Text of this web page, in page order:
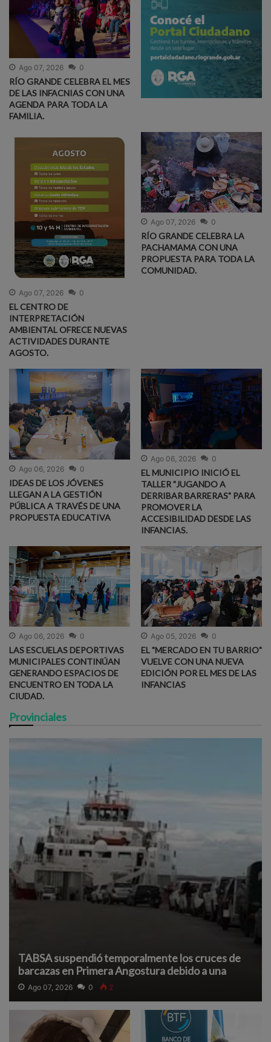
Ago 07, 2026 0
RÍO GRANDE CELEBRA EL MES
DE LAS INFACNIAS CON UNA
AGENDA PARA TODA LA
FAMILIA.
Ago 07, 2026 0
EL CENTRO DE
INTERPRETACIÓN
AMBIENTAL OFRECE NUEVAS
ACTIVIDADES DURANTE
AGOSTO.
Ago 07, 2026 0
RÍO GRANDE CELEBRA LA
PACHAMAMA CON UNA
PROPUESTA PARA TODA LA
COMUNIDAD.
Ago 06, 2026 0
IDEAS DE LOS JÓVENES
LLEGAN A LA GESTIÓN
PÚBLICA A TRAVÉS DE UNA
PROPUESTA EDUCATIVA
Ago 06, 2026 0
EL MUNICIPIO INICIÓ EL
TALLER "JUGANDO A
DERRIBAR BARRERAS" PARA
PROMOVER LA
ACCESIBILIDAD DESDE LAS
INFANCIAS.
Ago 06, 2026 0
LAS ESCUELAS DEPORTIVAS
MUNICIPALES CONTINÚAN
GENERANDO ESPACIOS DE
ENCUENTRO EN TODA LA
CIUDAD.
Ago 05, 2026 0
EL "MERCADO EN TU BARRIO"
VUELVE CON UNA NUEVA
EDICIÓN POR EL MES DE LAS
INFANCIAS
Provinciales
TABSA suspendió temporalmente los cruces de
barcazas en Primera Angostura debido a una
densa neblina que reduce la visibilidad y afecta la
navegación segura.
Ago 07, 2026 0 2